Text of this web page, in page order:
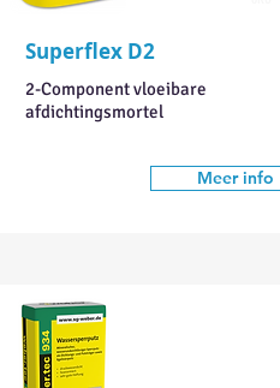
Superflex D2
2-Component vloeibare
afdichtingsmortel
Meer info